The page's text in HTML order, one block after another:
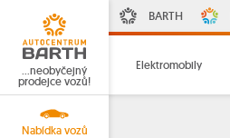
…neobyčejný
prodejce vozů!
Nabídka vozů
BARTH
Elektromobily